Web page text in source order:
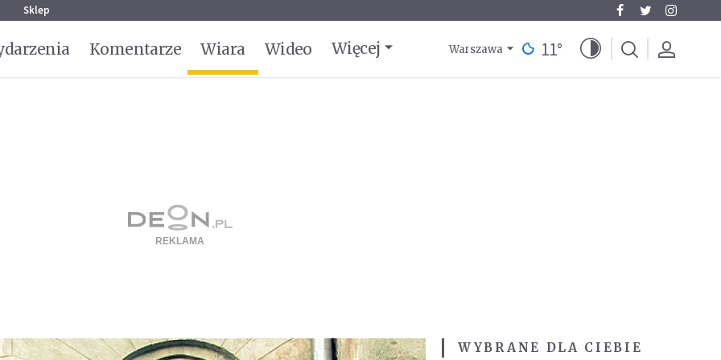
Sklep
Komentarze Wiara Wideo Więcej Warszawa 11°
WYBRANE DLA CIEBIE